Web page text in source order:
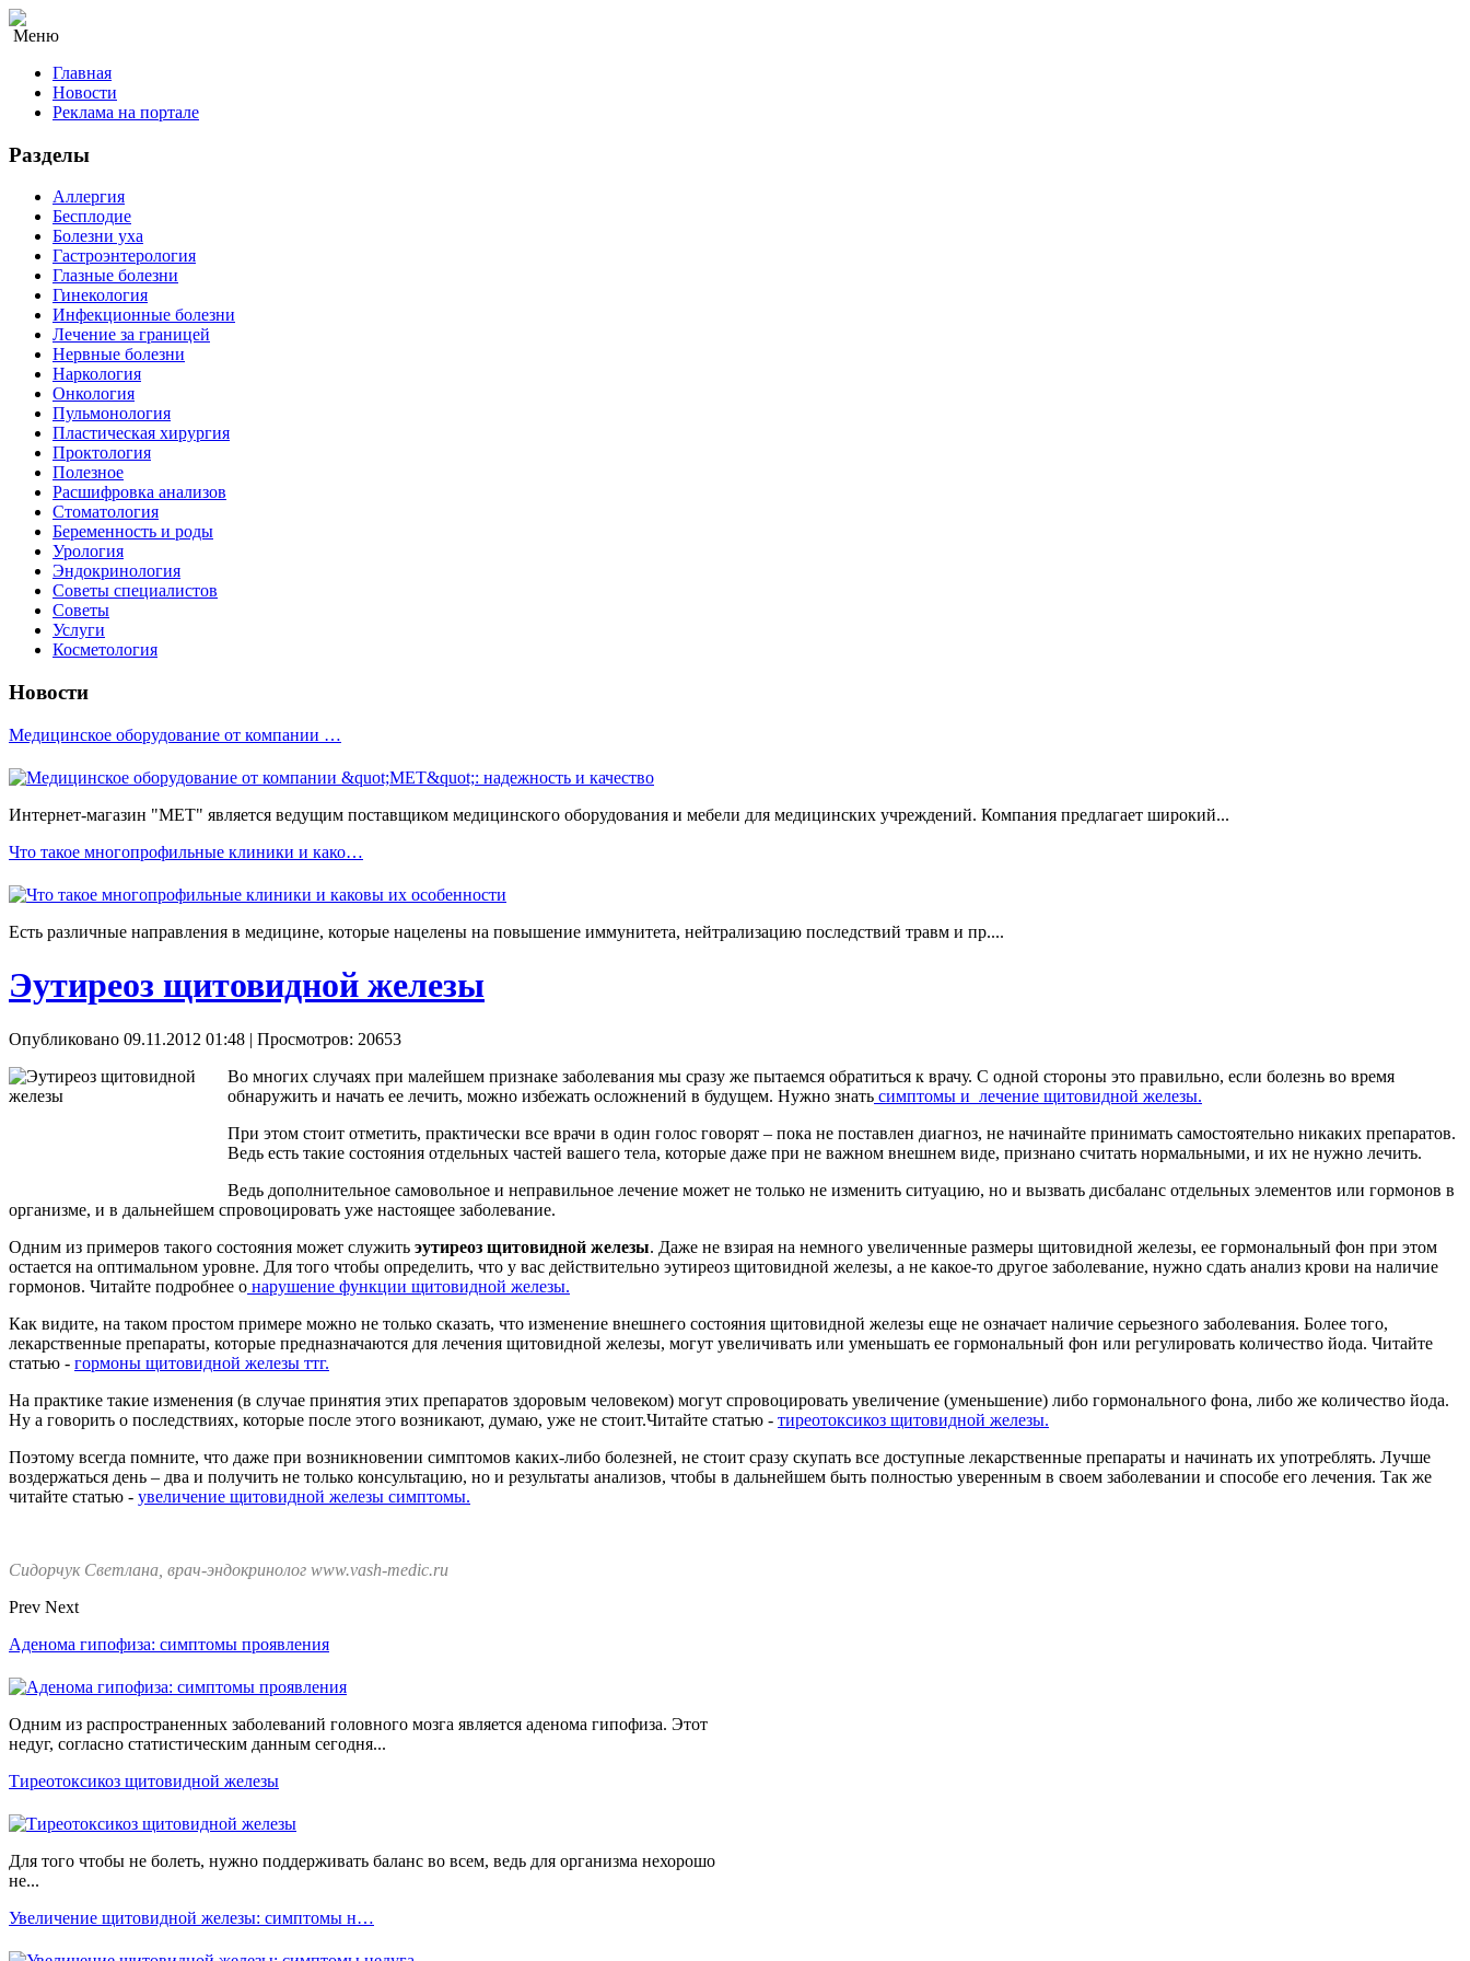
Меню
Главная
Новости
Реклама на портале
Разделы
Аллергия
Бесплодие
Болезни уха
Гастроэнтерология
Глазные болезни
Гинекология
Инфекционные болезни
Лечение за границей
Нервные болезни
Наркология
Онкология
Пульмонология
Пластическая хирургия
Проктология
Полезное
Расшифровка анализов
Стоматология
Беременность и роды
Урология
Эндокринология
Советы специалистов
Советы
Услуги
Косметология
Новости
Медицинское оборудование от компании …
Интернет-магазин "МЕТ" является ведущим поставщиком медицинского оборудования и мебели для медицинских учреждений. Компания предлагает широкий...
Что такое многопрофильные клиники и како…
Есть различные направления в медицине, которые нацелены на повышение иммунитета, нейтрализацию последствий травм и пр....
Эутиреоз щитовидной железы
Опубликовано 09.11.2012 01:48 | Просмотров: 20653
Во многих случаях при малейшем признаке заболевания мы сразу же пытаемся обратиться к врачу. С одной стороны это правильно, если болезнь во время
обнаружить и начать ее лечить, можно избежать осложнений в будущем. Нужно знать симптомы и лечение щитовидной железы.
При этом стоит отметить, практически все врачи в один голос говорят – пока не поставлен диагноз, не начинайте принимать самостоятельно никаких препаратов.
Ведь есть такие состояния отдельных частей вашего тела, которые даже при не важном внешнем виде, признано считать нормальными, и их не нужно лечить.
Ведь дополнительное самовольное и неправильное лечение может не только не изменить ситуацию, но и вызвать дисбаланс отдельных элементов или гормонов в
организме, и в дальнейшем спровоцировать уже настоящее заболевание.
Одним из примеров такого состояния может служить эутиреоз щитовидной железы. Даже не взирая на немного увеличенные размеры щитовидной железы, ее гормональный фон при этом
остается на оптимальном уровне. Для того чтобы определить, что у вас действительно эутиреоз щитовидной железы, а не какое-то другое заболевание, нужно сдать анализ крови на наличие
гормонов. Читайте подробнее о нарушение функции щитовидной железы.
Как видите, на таком простом примере можно не только сказать, что изменение внешнего состояния щитовидной железы еще не означает наличие серьезного заболевания. Более того,
лекарственные препараты, которые предназначаются для лечения щитовидной железы, могут увеличивать или уменьшать ее гормональный фон или регулировать количество йода. Читайте
статью - гормоны щитовидной железы ттг.
На практике такие изменения (в случае принятия этих препаратов здоровым человеком) могут спровоцировать увеличение (уменьшение) либо гормонального фона, либо же количество йода.
Ну а говорить о последствиях, которые после этого возникают, думаю, уже не стоит.Читайте статью - тиреотоксикоз щитовидной железы.
Поэтому всегда помните, что даже при возникновении симптомов каких-либо болезней, не стоит сразу скупать все доступные лекарственные препараты и начинать их употреблять. Лучше
воздержаться день – два и получить не только консультацию, но и результаты анализов, чтобы в дальнейшем быть полностью уверенным в своем заболевании и способе его лечения. Так же
читайте статью - увеличение щитовидной железы симптомы.
Сидорчук Светлана, врач-эндокринолог www.vash-medic.ru
Prev Next
Аденома гипофиза: симптомы проявления
Одним из распространенных заболеваний головного мозга является аденома гипофиза. Этот
недуг, согласно статистическим данным сегодня...
Тиреотоксикоз щитовидной железы
Для того чтобы не болеть, нужно поддерживать баланс во всем, ведь для организма нехорошо
не...
Увеличение щитовидной железы: симптомы н…